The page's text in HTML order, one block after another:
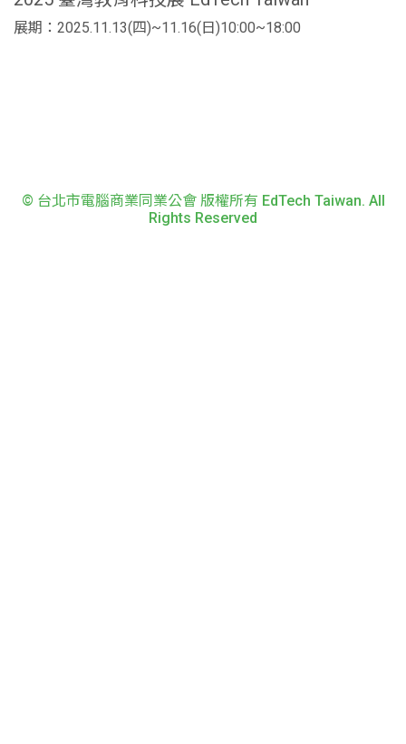
展期：2025.11.13(四)~11.16(日)10:00~18:00
© 台北市電腦商業同業公會 版權所有 EdTech Taiwan. All
Rights Reserved